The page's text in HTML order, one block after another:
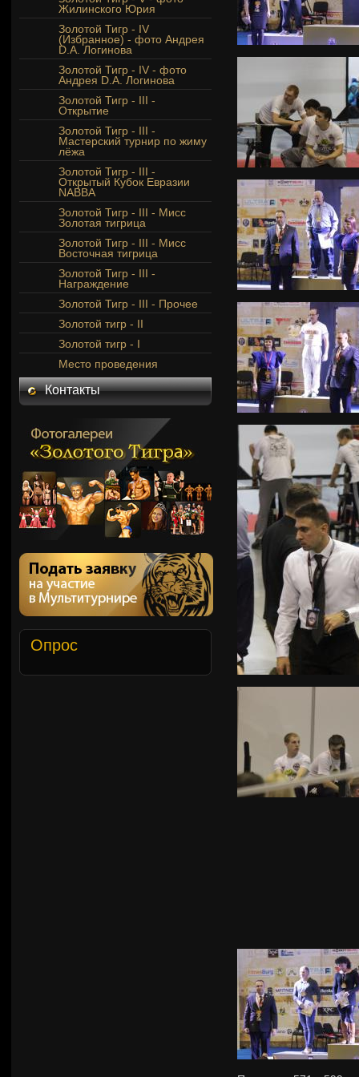
Жилинского Юрия
Золотой Тигр - IV
(Избранное) - фото Андрея
D.A. Логинова
Золотой Тигр - IV - фото
Андрея D.A. Логинова
Золотой Тигр - III -
Открытие
Золотой Тигр - III -
Мастерский турнир по жиму
лёжа
Золотой Тигр - III -
Открытый Кубок Евразии
NABBA
Золотой Тигр - III - Мисс
Золотая тигрица
Золотой Тигр - III - Мисс
Восточная тигрица
Золотой Тигр - III -
Награждение
Золотой Тигр - III - Прочее
Золотой тигр - II
Золотой тигр - I
Место проведения
Контакты
Опрос